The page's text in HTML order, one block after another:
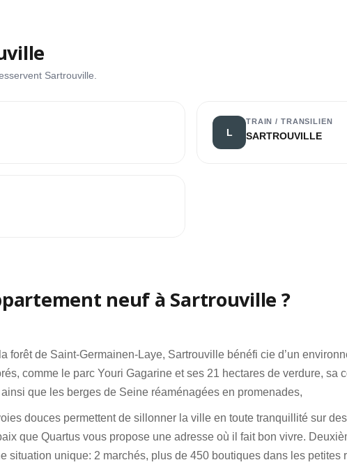
Sartrouville.
L
TRAIN / TRANSILIEN
SARTROUVILLE
neuf à Sartrouville ?
forêt de Saint-Germainen-Laye, Sartrouville bénéfi cie d’un
comme le parc Youri Gagarine et ses 21 hectares de verdure, sa
que les berges de Seine réaménagées en promenades,
douces permettent de sillonner la ville en toute tranquillité sur des
que Quartus vous propose une adresse où il fait bon vivre.
situation unique: 2 marchés, plus de 450 boutiques dans les petites